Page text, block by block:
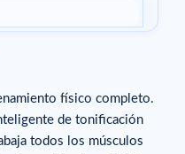
físico completo.
de tonificación
todos los músculos